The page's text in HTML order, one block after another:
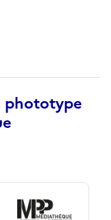
phototype